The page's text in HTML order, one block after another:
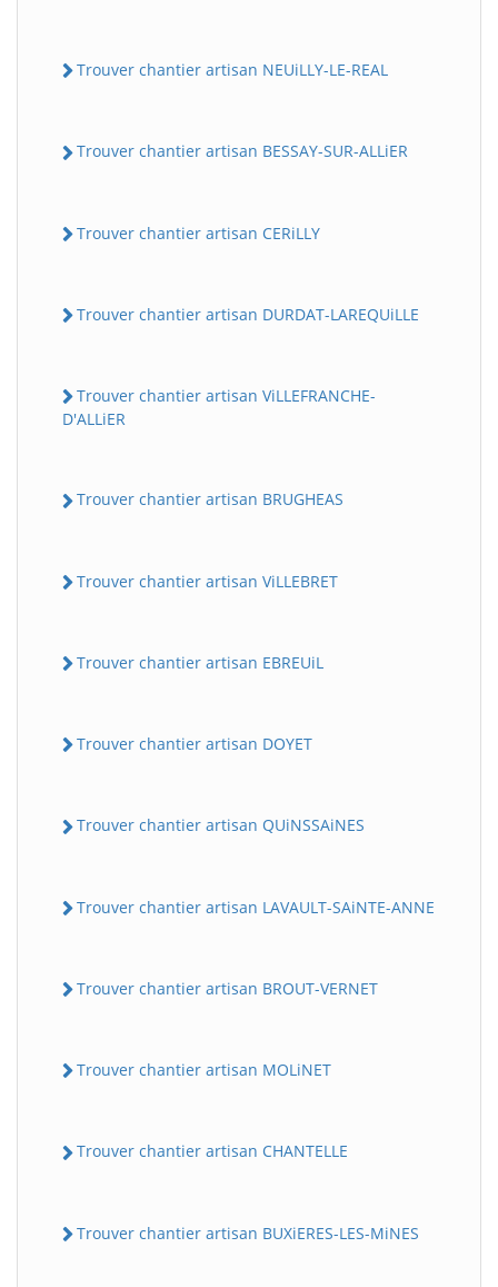
Trouver chantier artisan NEUiLLY-LE-REAL
Trouver chantier artisan BESSAY-SUR-ALLiER
Trouver chantier artisan CERiLLY
Trouver chantier artisan DURDAT-LAREQUiLLE
Trouver chantier artisan ViLLEFRANCHE-
D'ALLiER
Trouver chantier artisan BRUGHEAS
Trouver chantier artisan ViLLEBRET
Trouver chantier artisan EBREUiL
Trouver chantier artisan DOYET
Trouver chantier artisan QUiNSSAiNES
Trouver chantier artisan LAVAULT-SAiNTE-ANNE
Trouver chantier artisan BROUT-VERNET
Trouver chantier artisan MOLiNET
Trouver chantier artisan CHANTELLE
Trouver chantier artisan BUXiERES-LES-MiNES